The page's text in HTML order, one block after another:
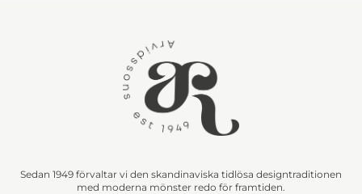
Sedan 1949 förvaltar vi den skandinaviska tidlösa designtraditionen
med moderna mönster redo för framtiden.